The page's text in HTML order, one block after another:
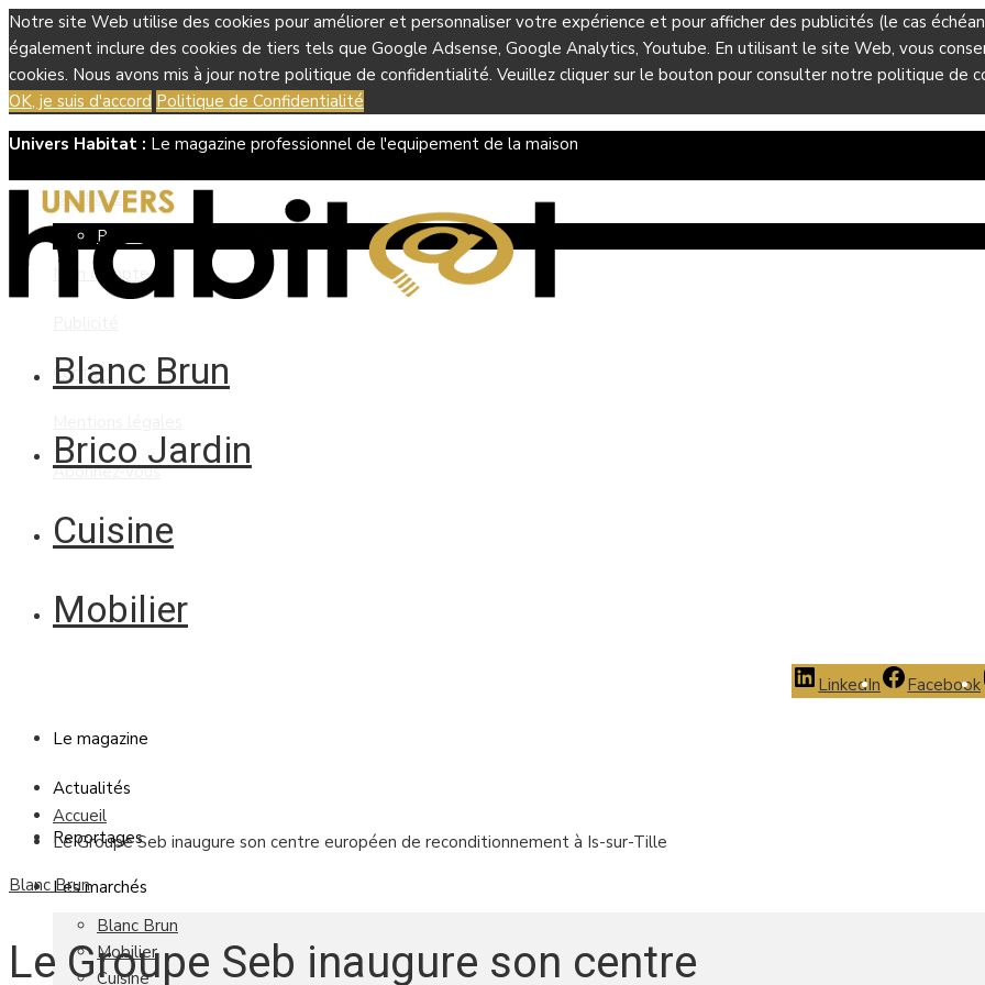
Notre site Web utilise des cookies pour améliorer et personnaliser votre expérience et pour afficher des publicités (le cas
également inclure des cookies de tiers tels que Google Adsense, Google Analytics, Youtube. En utilisant le site Web, vous
cookies. Nous avons mis à jour notre politique de confidentialité. Veuillez cliquer sur le bouton pour consulter notre politique de
OK, je suis d'accord Politique de Confidentialité
Univers Habitat : Le magazine professionnel de l'equipement de la maison
Boutique
Panier
Mon compte
Contact
Abonnez-vous
Blanc Brun
Brico Jardin
Cuisine
Mobilier
LinkedIn Facebook
Le magazine
Actualités
Reportages
Les marchés
Blanc Brun
Mobilier
Cuisine
Accueil
Le Groupe Seb inaugure son centre européen de reconditionnement à Is-sur-Tille
Blanc Brun
Le Groupe Seb inaugure son centre